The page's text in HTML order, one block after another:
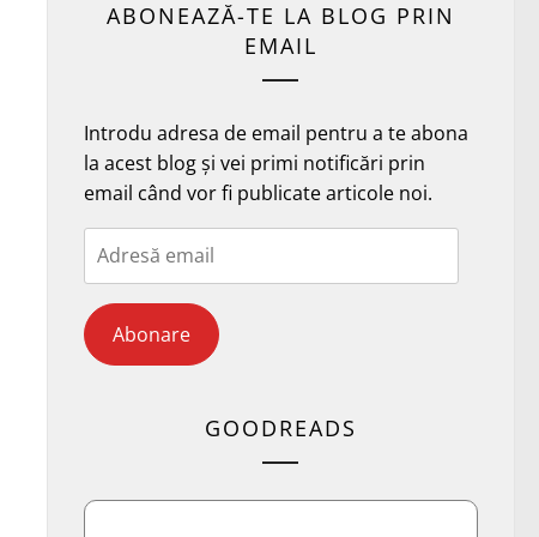
ABONEAZĂ-TE LA BLOG PRIN
EMAIL
Introdu adresa de email pentru a te abona
la acest blog și vei primi notificări prin
email când vor fi publicate articole noi.
Adresă
email
Abonare
GOODREADS